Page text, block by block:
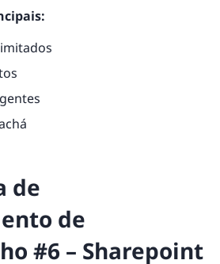
de
de
#6 – Sharepoint